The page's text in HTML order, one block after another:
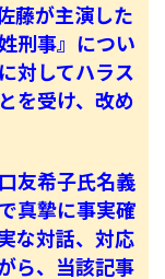
藤が主演した
刑事』につい
対してハラス
を受け、改め
友希子氏名義
真摯に事実確
な対話、対応
ら、当該記事